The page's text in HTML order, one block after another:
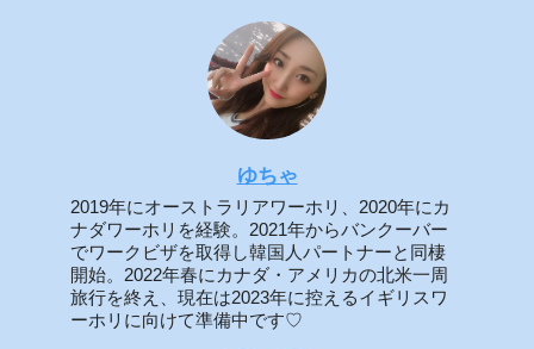
ゆちゃ
2019年にオーストラリアワーホリ、2020年にカ
ナダワーホリを経験。2021年からバンクーバー
でワークビザを取得し韓国人パートナーと同棲
開始。2022年春にカナダ・アメリカの北米一周
旅行を終え、現在は2023年に控えるイギリスワ
ーホリに向けて準備中です♡